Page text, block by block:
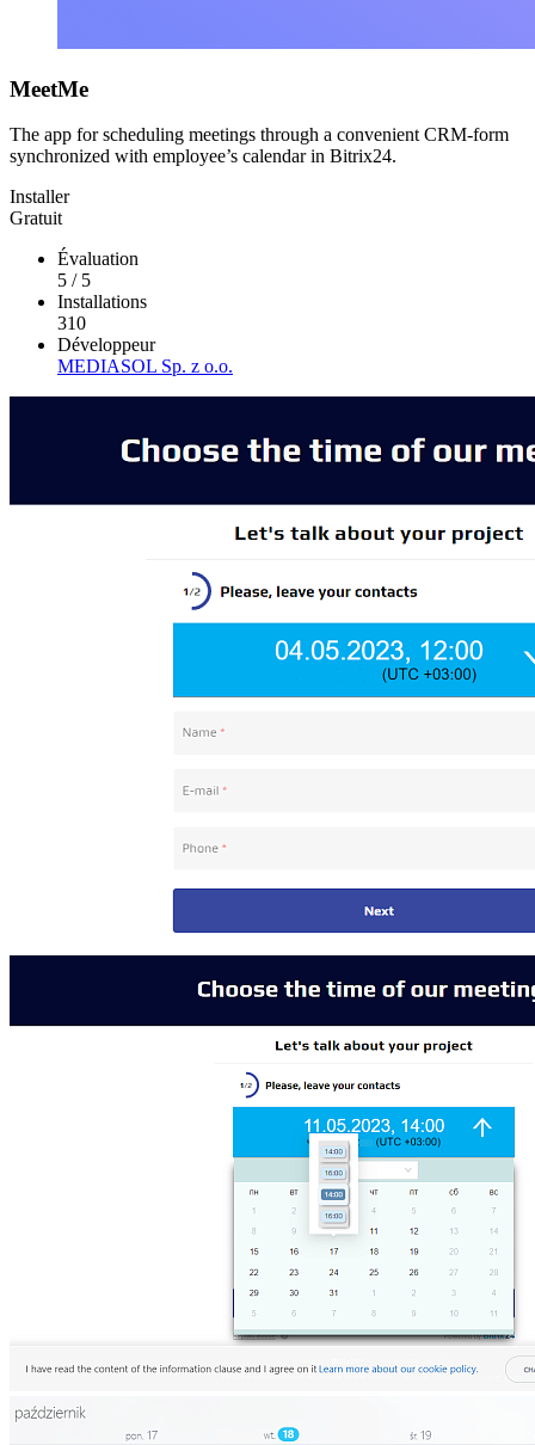
MeetMe
The app for scheduling meetings through a convenient CRM-form
synchronized with employee’s calendar in Bitrix24.
Installer
Gratuit
Évaluation
5 / 5
Installations
310
Développeur
MEDIASOL Sp. z o.o.